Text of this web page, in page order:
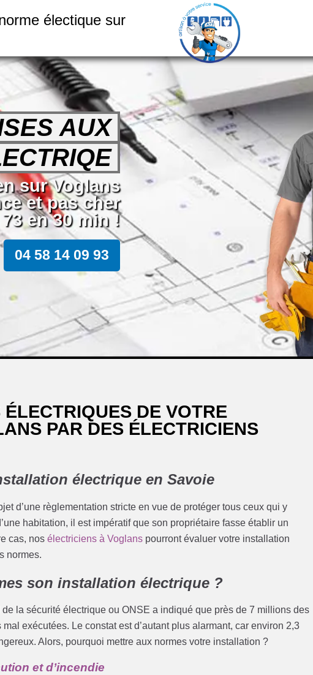
électique sur
AUX
sur Voglans
et pas cher
en 30 min !
04 58 14 09 93
DE VOTRE
PAR DES ÉLECTRICIENS
électrique en Savoie
d’une règlementation stricte en vue de protéger tous ceux qui y
habitation, il est impératif que son propriétaire fasse établir un
cas, nosélectriciens à Voglans pourront évaluer votre installation
normes.
son installation électrique ?
la sécurité électrique ou ONSE a indiqué que près de 7 millions des
exécutées. Le constat est d’autant plus alarmant, car environ 2,3
Alors, pourquoi mettre aux normes votre installation ?
et d’incendie